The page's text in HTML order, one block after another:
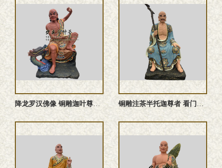
降龙罗汉佛像 铜雕迦叶尊者塑像 铜雕注茶半托迦尊者 看门罗汉佛像